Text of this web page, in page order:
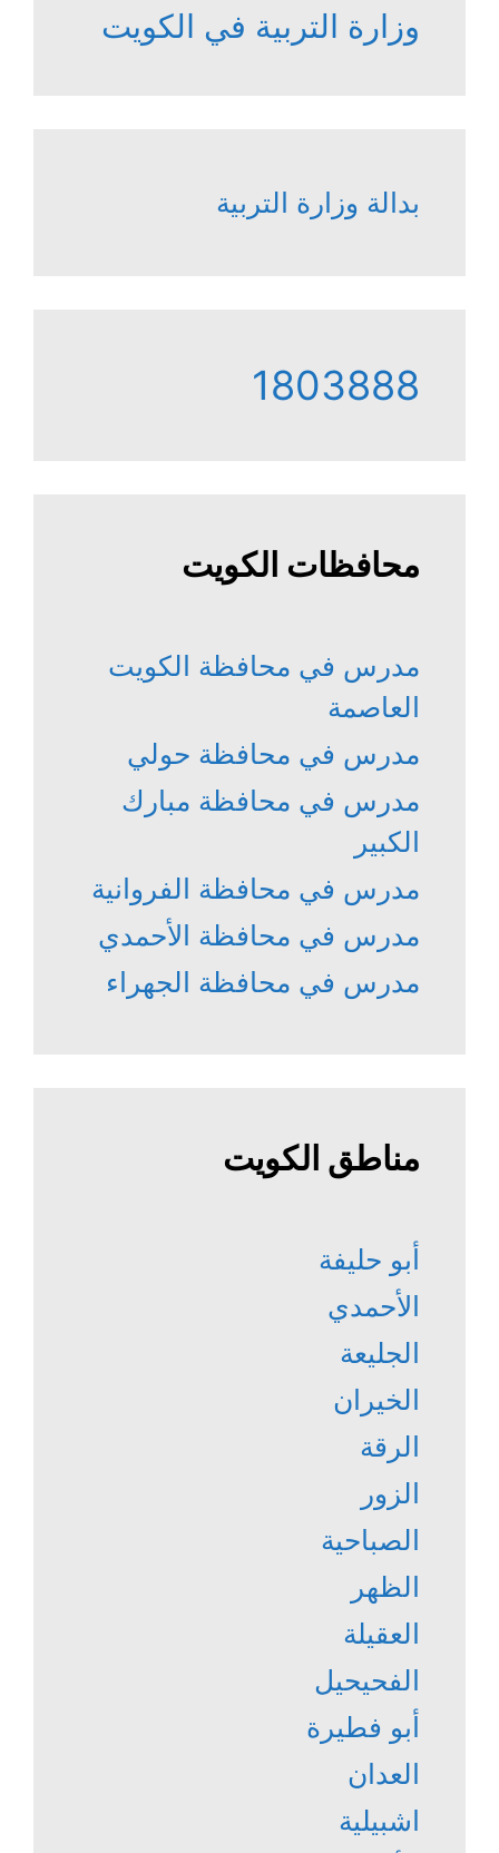
وزارة التربية في الكويت
بدالة وزارة التربية
1803888
محافظات الكويت
مدرس في محافظة الكويت
العاصمة
مدرس في محافظة حولي
مدرس في محافظة مبارك
الكبير
مدرس في محافظة الفروانية
مدرس في محافظة الأحمدي
مدرس في محافظة الجهراء
مناطق الكويت
أبو حليفة
الأحمدي
الجليعة
الخيران
الرقة
الزور
الصباحية
الظهر
العقيلة
الفحيحيل
أبو فطيرة
العدان
اشبيلية